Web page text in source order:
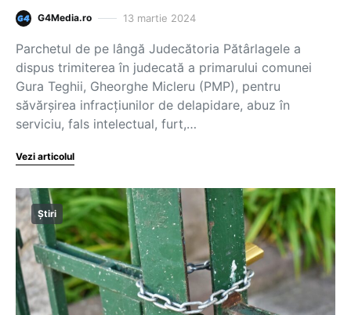
G4Media.ro 13 martie 2024
Parchetul de pe lângă Judecătoria Pătârlagele a
dispus trimiterea în judecată a primarului comunei
Gura Teghii, Gheorghe Micleru (PMP), pentru
săvărşirea infracţiunilor de delapidare, abuz în
serviciu, fals intelectual, furt,…
Vezi articolul
Știri